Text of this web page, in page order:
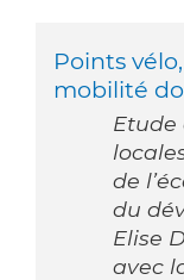
Points
mobilité
Etude
de
du
Elise
avec